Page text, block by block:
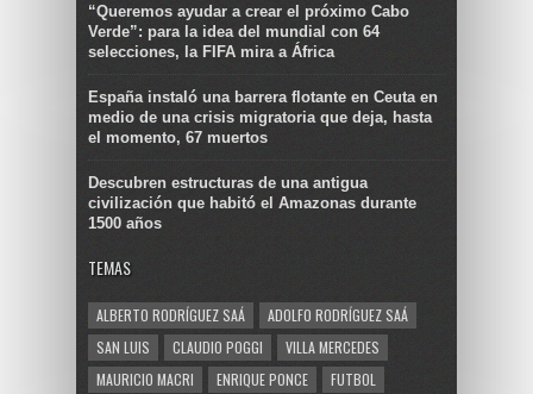
“Queremos ayudar a crear el próximo Cabo
Verde”: para la idea del mundial con 64
selecciones, la FIFA mira a África
España instaló una barrera flotante en Ceuta en
medio de una crisis migratoria que deja, hasta
el momento, 67 muertos
Descubren estructuras de una antigua
civilización que habitó el Amazonas durante
1500 años
TEMAS
ALBERTO RODRÍGUEZ SAÁ
ADOLFO RODRÍGUEZ SAÁ
SAN LUIS
CLAUDIO POGGI
VILLA MERCEDES
MAURICIO MACRI
ENRIQUE PONCE
FUTBOL